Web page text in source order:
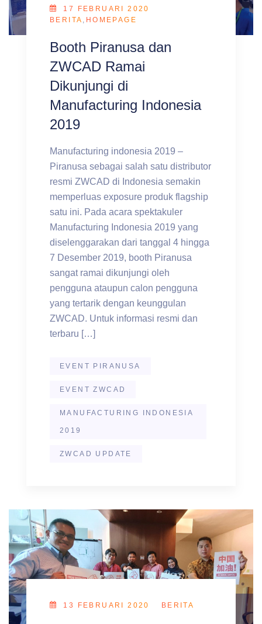
17 FEBRUARI 2020
BERITA , HOMEPAGE
Booth Piranusa dan
ZWCAD Ramai
Dikunjungi di
Manufacturing Indonesia
2019
Manufacturing indonesia 2019 –
Piranusa sebagai salah satu distributor
resmi ZWCAD di Indonesia semakin
memperluas exposure produk flagship
satu ini. Pada acara spektakuler
Manufacturing Indonesia 2019 yang
diselenggarakan dari tanggal 4 hingga
7 Desember 2019, booth Piranusa
sangat ramai dikunjungi oleh
pengguna ataupun calon pengguna
yang tertarik dengan keunggulan
ZWCAD. Untuk informasi resmi dan
terbaru […]
EVENT PIRANUSA
EVENT ZWCAD
MANUFACTURING INDONESIA
2019
ZWCAD UPDATE
13 FEBRUARI 2020 BERITA